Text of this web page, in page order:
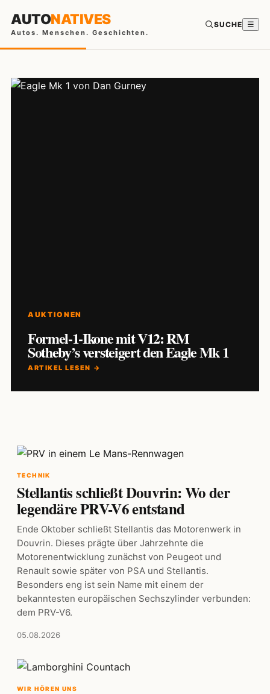
AUTONATIVES
Autos. Menschen. Geschichten.
SUCHE ☰
AUKTIONEN
Formel-1-Ikone mit V12: RM
Sotheby’s versteigert den Eagle Mk 1
ARTIKEL LESEN →
TECHNIK
Stellantis schließt Douvrin: Wo der
legendäre PRV-V6 entstand
Ende Oktober schließt Stellantis das Motorenwerk in
Douvrin. Dieses prägte über Jahrzehnte die
Motorenentwicklung zunächst von Peugeot und
Renault sowie später von PSA und Stellantis.
Besonders eng ist sein Name mit einem der
bekanntesten europäischen Sechszylinder verbunden:
dem PRV-V6.
05.08.2026
WIR HÖREN UNS